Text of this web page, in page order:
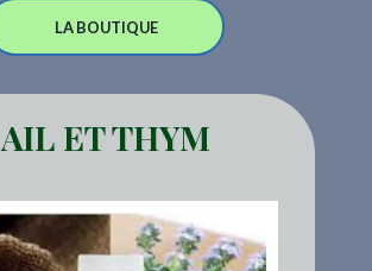
LA BOUTIQUE
AIL ET THYM